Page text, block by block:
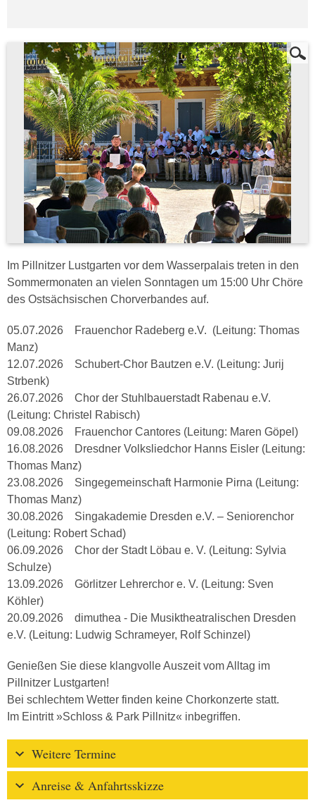
Im Pillnitzer Lustgarten vor dem Wasserpalais treten in den
Sommermonaten an vielen Sonntagen um 15:00 Uhr Chöre
des Ostsächsischen Chorverbandes auf.
05.07.2026 Frauenchor Radeberg e.V. (Leitung: Thomas
Manz)
12.07.2026 Schubert-Chor Bautzen e.V. (Leitung: Jurij
Strbenk)
26.07.2026 Chor der Stuhlbauerstadt Rabenau e.V.
(Leitung: Christel Rabisch)
09.08.2026 Frauenchor Cantores (Leitung: Maren Göpel)
16.08.2026 Dresdner Volksliedchor Hanns Eisler (Leitung:
Thomas Manz)
23.08.2026 Singegemeinschaft Harmonie Pirna (Leitung:
Thomas Manz)
30.08.2026 Singakademie Dresden e.V. – Seniorenchor
(Leitung: Robert Schad)
06.09.2026 Chor der Stadt Löbau e. V. (Leitung: Sylvia
Schulze)
13.09.2026 Görlitzer Lehrerchor e. V. (Leitung: Sven
Köhler)
20.09.2026 dimuthea - Die Musiktheatralischen Dresden
e.V. (Leitung: Ludwig Schrameyer, Rolf Schinzel)
Genießen Sie diese klangvolle Auszeit vom Alltag im
Pillnitzer Lustgarten!
Bei schlechtem Wetter finden keine Chorkonzerte statt.
Im Eintritt »Schloss & Park Pillnitz« inbegriffen.
Weitere Termine
Anreise & Anfahrtsskizze